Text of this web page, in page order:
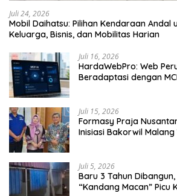
Juli 24, 2026
Mobil Daihatsu: Pilihan Kendaraan Andal
Keluarga, Bisnis, dan Mobilitas Harian
Juli 16, 2026
HardaWebPro: Web
Beradaptasi dengan
Juli 15, 2026
Formasy Praja
Inisiasi Bakorwil
Juli 5, 2026
Baru 3 Tahun
“Kandang Macan” Picu